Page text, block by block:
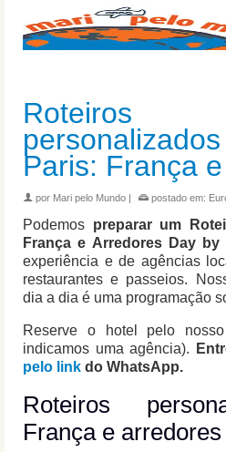
Roteiros
Paris: França
por Mari pelo Mundo | postado em:
Podemos preparar um
França e Arredores Day by
experiência e de agências
restaurantes e passeios.
dia a dia é uma programação
Reserve o hotel pelo
indicamos uma agência).
pelo link do WhatsApp.
Roteiros
França e arredores